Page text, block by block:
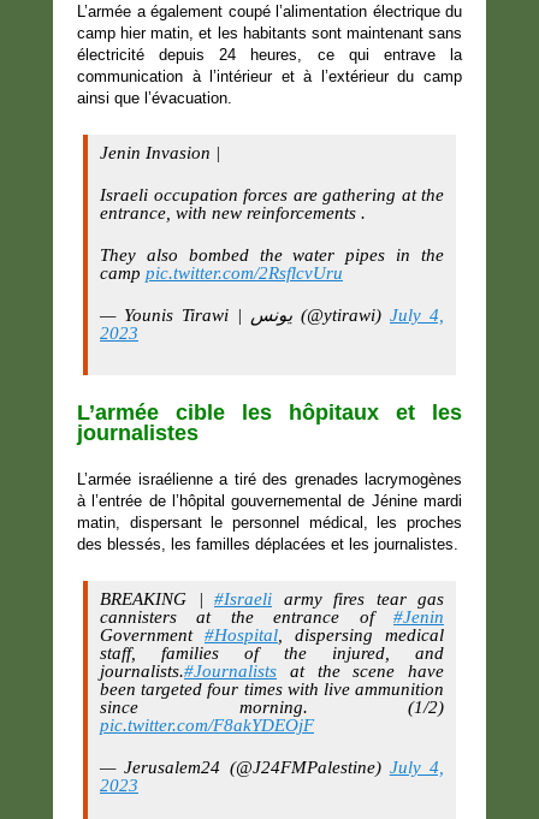
L’armée a également coupé l’alimentation électrique du
camp hier matin, et les habitants sont maintenant sans
électricité depuis 24 heures, ce qui entrave la
communication à l’intérieur et à l’extérieur du camp
ainsi que l’évacuation.
Jenin Invasion |
Israeli occupation forces are gathering at the
entrance, with new reinforcements .
They also bombed the water pipes in the
camp pic.twitter.com/2RsflcvUru
— Younis Tirawi | يونس (@ytirawi) July 4,
2023
L’armée cible les hôpitaux et les
journalistes
L’armée israélienne a tiré des grenades lacrymogènes
à l’entrée de l’hôpital gouvernemental de Jénine mardi
matin, dispersant le personnel médical, les proches
des blessés, les familles déplacées et les journalistes.
BREAKING | #Israeli army fires tear gas
cannisters at the entrance of #Jenin
Government #Hospital , dispersing medical
staff, families of the injured, and
journalists.#Journalists at the scene have
been targeted four times with live ammunition
since morning. (1/2)
pic.twitter.com/F8akYDEOjF
— Jerusalem24 (@J24FMPalestine) July 4,
2023